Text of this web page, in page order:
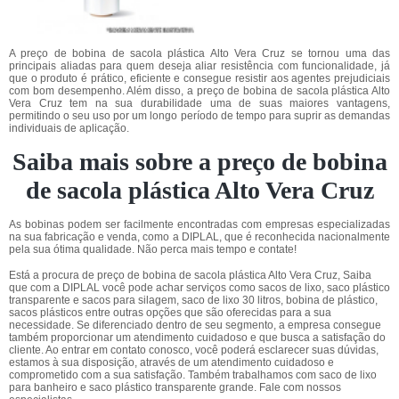
A preço de bobina de sacola plástica Alto Vera Cruz se tornou uma das
principais aliadas para quem deseja aliar resistência com funcionalidade, já
que o produto é prático, eficiente e consegue resistir aos agentes prejudiciais
com bom desempenho. Além disso, a preço de bobina de sacola plástica Alto
Vera Cruz tem na sua durabilidade uma de suas maiores vantagens,
permitindo o seu uso por um longo período de tempo para suprir as demandas
individuais de aplicação.
Saiba mais sobre a preço de bobina
de sacola plástica Alto Vera Cruz
As bobinas podem ser facilmente encontradas com empresas especializadas
na sua fabricação e venda, como a DIPLAL, que é reconhecida nacionalmente
pela sua ótima qualidade. Não perca mais tempo e contate!
Está a procura de preço de bobina de sacola plástica Alto Vera Cruz, Saiba
que com a DIPLAL você pode achar serviços como sacos de lixo, saco plástico
transparente e sacos para silagem, saco de lixo 30 litros, bobina de plástico,
sacos plásticos entre outras opções que são oferecidas para a sua
necessidade. Se diferenciado dentro de seu segmento, a empresa consegue
também proporcionar um atendimento cuidadoso e que busca a satisfação do
cliente. Ao entrar em contato conosco, você poderá esclarecer suas dúvidas,
estamos à sua disposição, através de um atendimento cuidadoso e
comprometido com a sua satisfação. Também trabalhamos com saco de lixo
para banheiro e saco plástico transparente grande. Fale com nossos